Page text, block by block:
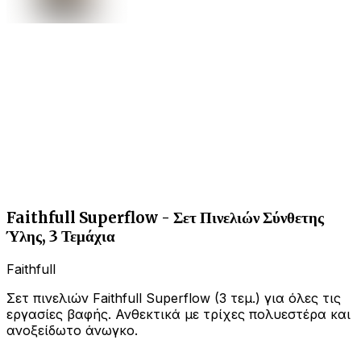
Faithfull Superflow - Σετ Πινελιών Σύνθετης
Ύλης, 3 Τεμάχια
Faithfull
Σετ πινελιών Faithfull Superflow (3 τεμ.) για όλες τις
εργασίες βαφής. Ανθεκτικά με τρίχες πολυεστέρα και
ανοξείδωτο άνωγκο.